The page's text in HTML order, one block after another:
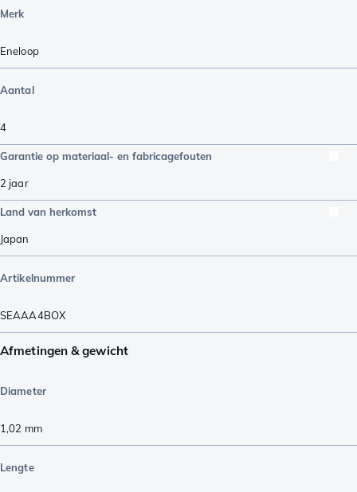
Merk
Eneloop
Aantal
4
Garantie op materiaal- en fabricagefouten
2 jaar
Land van herkomst
Japan
Artikelnummer
SEAAA4BOX
Afmetingen & gewicht
Diameter
1,02 mm
Lengte